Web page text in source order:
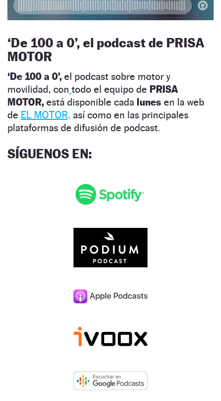
‘De 100 a 0’, el podcast de PRISA
MOTOR
‘De 100 a 0’, el podcast sobre motor y
movilidad, con todo el equipo de PRISA
MOTOR, está disponible cada lunes en la web
de EL MOTOR, así como en las principales
plataformas de difusión de podcast.
SÍGUENOS EN: